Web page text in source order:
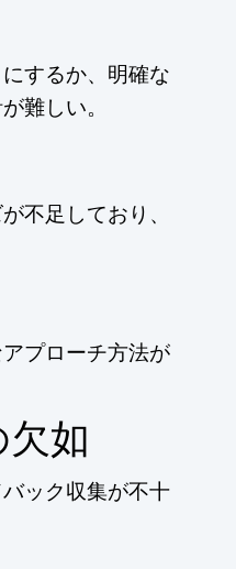
するか、明確な
難しい。
不足しており、
プローチ方法が
如
ック収集が不十